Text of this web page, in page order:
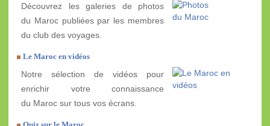
Découvrez les galeries de photos
du Maroc publiées par les membres
du club des voyages.
Le Maroc en vidéos
Notre sélection de vidéos pour
enrichir votre connaissance
du Maroc sur tous vos écrans.